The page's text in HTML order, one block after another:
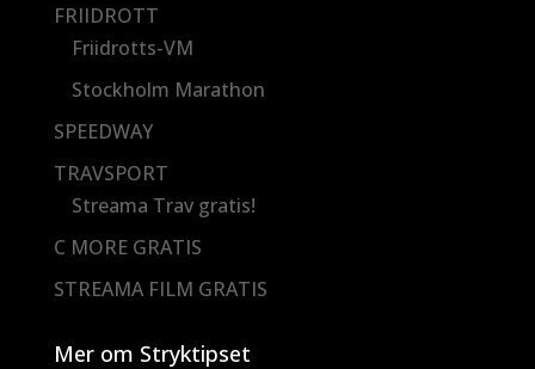
FRIIDROTT
Friidrotts-VM
Stockholm Marathon
SPEEDWAY
TRAVSPORT
Streama Trav gratis!
C MORE GRATIS
STREAMA FILM GRATIS
Mer om Stryktipset